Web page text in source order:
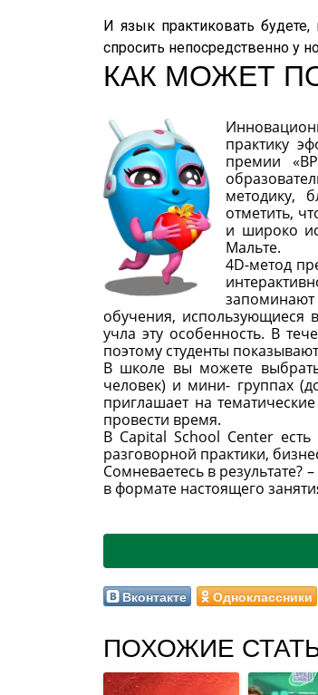
И язык практиковать
спросить непосредственно у
КАК МОЖЕТ
практику
премии
методику,
отметить,
и широко
Мальте.
4D-метод
обучения, использующиеся
учла эту особенность. В
поэтому студенты
В школе вы можете
человек) и мини- группах
приглашает на
провести время.
В Capital School Center
разговорной практики,
Сомневаетесь в
в формате настоящего
Вконтакте Одноклассники
ПОХОЖИЕ